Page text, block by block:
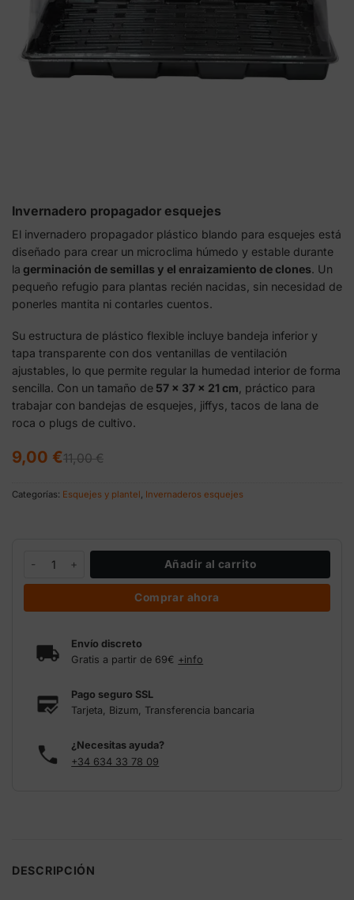
Invernadero propagador esquejes
El invernadero propagador plástico blando para esquejes está
diseñado para crear un microclima húmedo y estable durante
la germinación de semillas y el enraizamiento de clones. Un
pequeño refugio para plantas recién nacidas, sin necesidad de
ponerles mantita ni contarles cuentos.
Su estructura de plástico flexible incluye bandeja inferior y
tapa transparente con dos ventanillas de ventilación
ajustables, lo que permite regular la humedad interior de forma
sencilla. Con un tamaño de 57 x 37 x 21 cm, práctico para
trabajar con bandejas de esquejes, jiffys, tacos de lana de
roca o plugs de cultivo.
11,00€
El
precio
era:
9,00 €
El
precio
es:
Categorías: Esquejes y plantel, Invernaderos esquejes
Invernadero propagador esquejes cantidad
Añadir al carrito
Comprar ahora
Envío discreto
Gratis a partir de 69€ +info
Pago seguro SSL
Tarjeta, Bizum, Transferencia bancaria
¿Necesitas ayuda?
+34 634 33 78 09
DESCRIPCIÓN